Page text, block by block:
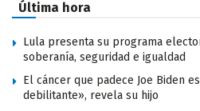
Última hora
Lula presenta su programa
soberanía, seguridad e igualdad
El cáncer que padece Joe Biden
debilitante», revela su hijo